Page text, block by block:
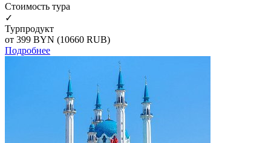
Cтоимость тура
✓
Турпродукт
от 399 BYN (10660 RUB)
Подробнее